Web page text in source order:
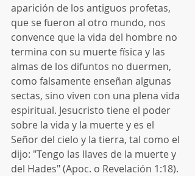
aparición de los antiguos profetas,
que se fueron al otro mundo, nos
convence que la vida del hombre no
termina con su muerte física y las
almas de los difuntos no duermen,
como falsamente enseñan algunas
sectas, sino viven con una plena vida
espiritual. Jesucristo tiene el poder
sobre la vida y la muerte y es el
Señor del cielo y la tierra, tal como el
dijo: "Tengo las llaves de la muerte y
del Hades" (Apoc. o Revelación 1:18).